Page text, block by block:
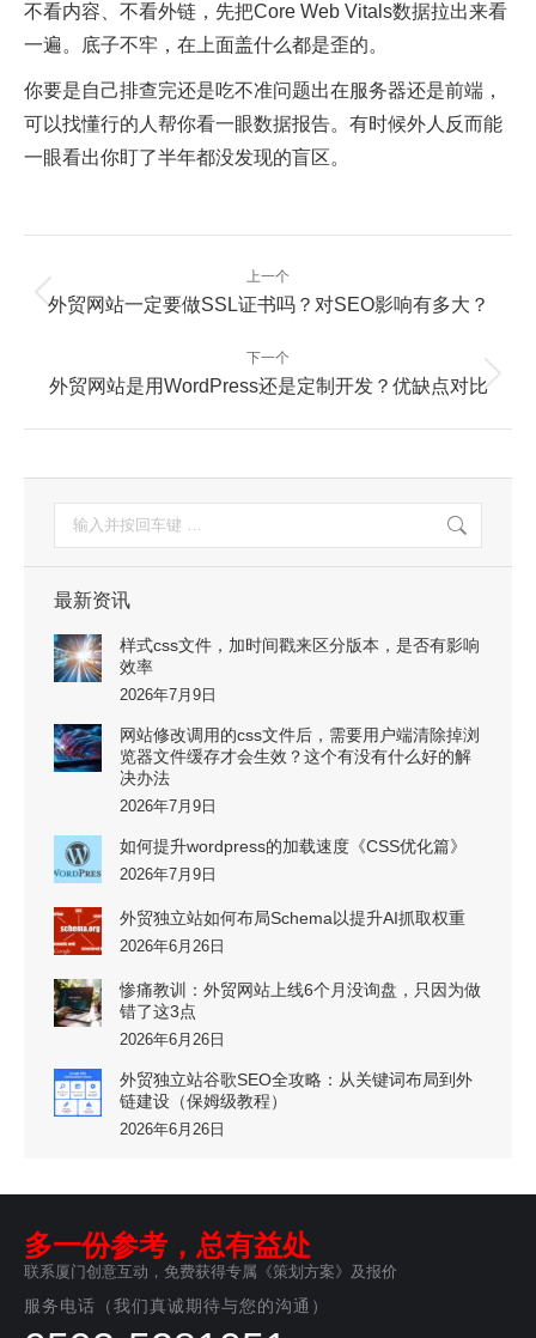
不看内容、不看外链，先把Core Web Vitals数据拉出来看
一遍。底子不牢，在上面盖什么都是歪的。
你要是自己排查完还是吃不准问题出在服务器还是前端，
可以找懂行的人帮你看一眼数据报告。有时候外人反而能
一眼看出你盯了半年都没发现的盲区。
文
章
上一个
上
篇：
外贸网站一定要做SSL证书吗？对SEO影响有多大？
下一个
下
篇：
外贸网站是用WordPress还是定制开发？优缺点对比
索：
最新资讯
样式css文件，加时间戳来区分版本，是否有影响
效率
2026年7月9日
网站修改调用的css文件后，需要用户端清除掉浏
览器文件缓存才会生效？这个有没有什么好的解
决办法
2026年7月9日
如何提升wordpress的加载速度《CSS优化篇》
2026年7月9日
外贸独立站如何布局Schema以提升AI抓取权重
2026年6月26日
惨痛教训：外贸网站上线6个月没询盘，只因为做
错了这3点
2026年6月26日
外贸独立站谷歌SEO全攻略：从关键词布局到外
链建设（保姆级教程）
2026年6月26日
多一份参考，总有益处
联系厦门创意互动，免费获得专属《策划方案》及报价
服务电话（我们真诚期待与您的沟通）